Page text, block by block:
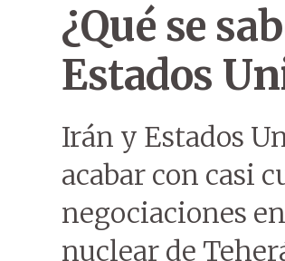
¿Qué se
Estados
Irán y Estados
acabar con casi
negociaciones
nuclear de